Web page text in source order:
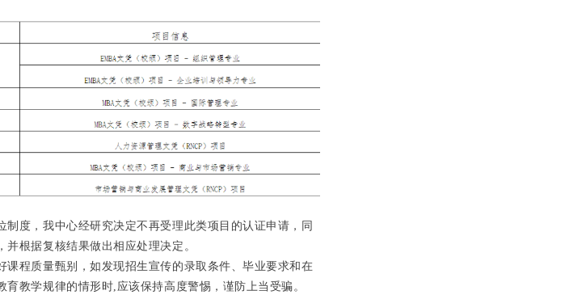
度，我中心经研究决定不再受理此类项目的认证申请，同
根据复核结果做出相应处理决定。
课程质量甄别，如发现招生宣传的录取条件、毕业要求和在
教学规律的情形时,应该保持高度警惕，谨防上当受骗。